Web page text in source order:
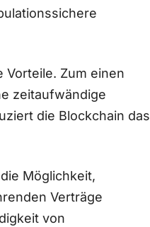
Vorteile. Zum einen
zeitaufwändige
die Blockchain das
Möglichkeit,
Verträge
von